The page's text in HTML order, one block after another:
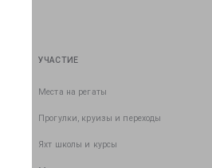
УЧАСТИЕ
Места на регаты
Прогулки, круизы и переходы
Яхт школы и курсы